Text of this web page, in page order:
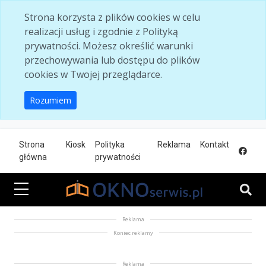
Strona korzysta z plików cookies w celu
realizacji usług i zgodnie z Polityką
prywatności. Możesz określić warunki
przechowywania lub dostępu do plików
cookies w Twojej przeglądarce.
Rozumiem
Strona
główna
Kiosk
Polityka
prywatności
Reklama Kontakt
Reklama
Koniec reklamy
Reklama